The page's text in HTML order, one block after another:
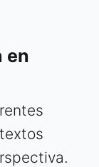
en